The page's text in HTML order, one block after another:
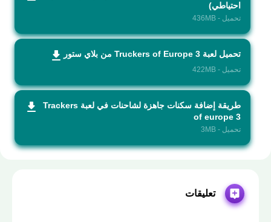
احتياطي)
تحميل - 436MB
تحميل لعبة Truckers of Europe 3 من بلاي ستور
تحميل - 422MB
طريقة إضافة سكنات جاهزة لشاحنات في لعبة Trackers
of europe 3
تحميل - 3MB
تعليقات